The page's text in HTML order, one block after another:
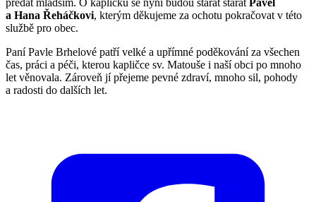
předat mladším. O kapličku se nyní budou starat starat Pavel
a Hana Řeháčkovi, kterým děkujeme za ochotu pokračovat v této
službě pro obec.
Paní Pavle Brhelové patří velké a upřímné poděkování za všechen
čas, práci a péči, kterou kapličce sv. Matouše i naší obci po mnoho
let věnovala. Zároveň jí přejeme pevné zdraví, mnoho sil, pohody
a radosti do dalších let.